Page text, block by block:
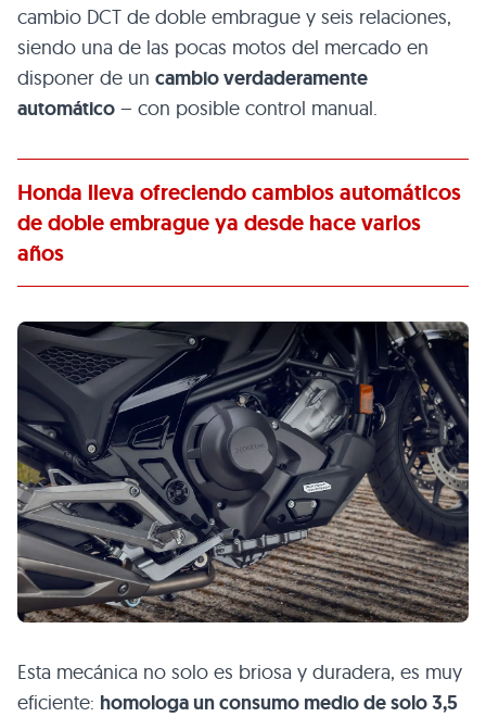
cambio DCT de doble embrague y seis relaciones,
siendo una de las pocas motos del mercado en
disponer de un cambio verdaderamente
automático – con posible control manual.
Honda lleva ofreciendo cambios automáticos
de doble embrague ya desde hace varios
años
Esta mecánica no solo es briosa y duradera, es muy
eficiente: homologa un consumo medio de solo 3,5